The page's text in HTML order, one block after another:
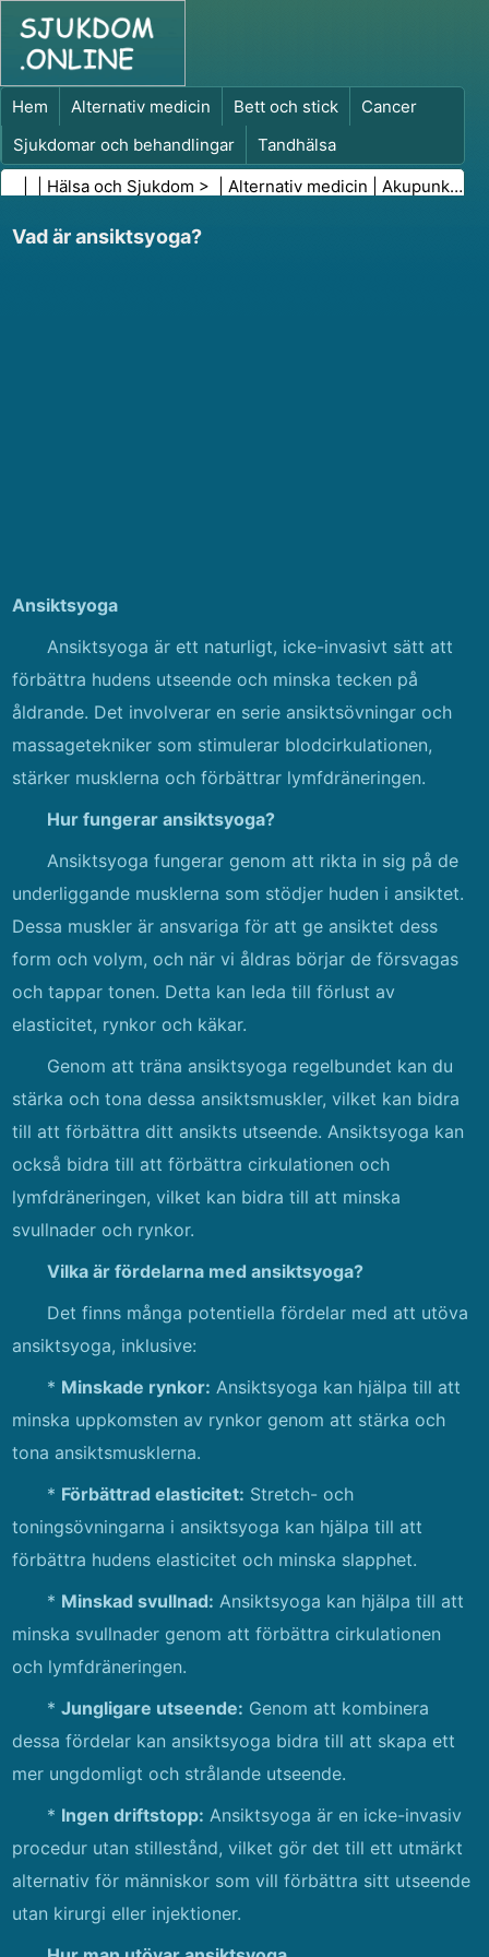
Hem Alternativ medicin Bett och stick
Cancer
Sjukdomar och behandlingar
Tandhälsa
Kost och näring
Familjehälsa
Hälsa och Sjukdom > | Alternativ medicin Akupunktur
Vad är ansiktsyoga?
Ansiktsyoga
Ansiktsyoga är ett naturligt, icke-invasivt sätt att
förbättra hudens utseende och minska tecken på
åldrande. Det involverar en serie ansiktsövningar och
massagetekniker som stimulerar blodcirkulationen,
stärker musklerna och förbättrar lymfdräneringen.
Hur fungerar ansiktsyoga?
Ansiktsyoga fungerar genom att rikta in sig på de
underliggande musklerna som stödjer huden i ansiktet.
Dessa muskler är ansvariga för att ge ansiktet dess
form och volym, och när vi åldras börjar de försvagas
och tappar tonen. Detta kan leda till förlust av
elasticitet, rynkor och käkar.
Genom att träna ansiktsyoga regelbundet kan du
stärka och tona dessa ansiktsmuskler, vilket kan bidra
till att förbättra ditt ansikts utseende. Ansiktsyoga kan
också bidra till att förbättra cirkulationen och
lymfdräneringen, vilket kan bidra till att minska
svullnader och rynkor.
Vilka är fördelarna med ansiktsyoga?
Det finns många potentiella fördelar med att utöva
ansiktsyoga, inklusive:
* Minskade rynkor: Ansiktsyoga kan hjälpa till att
minska uppkomsten av rynkor genom att stärka och
tona ansiktsmusklerna.
* Förbättrad elasticitet: Stretch- och
toningsövningarna i ansiktsyoga kan hjälpa till att
förbättra hudens elasticitet och minska slapphet.
* Minskad svullnad: Ansiktsyoga kan hjälpa till att
minska svullnader genom att förbättra cirkulationen
och lymfdräneringen.
*Jungligare utseende: Genom att kombinera
dessa fördelar kan ansiktsyoga bidra till att skapa ett
mer ungdomligt och strålande utseende.
* Ingen driftstopp: Ansiktsyoga är en icke-invasiv
procedur utan stillestånd, vilket gör det till ett utmärkt
alternativ för människor som vill förbättra sitt utseende
utan kirurgi eller injektioner.